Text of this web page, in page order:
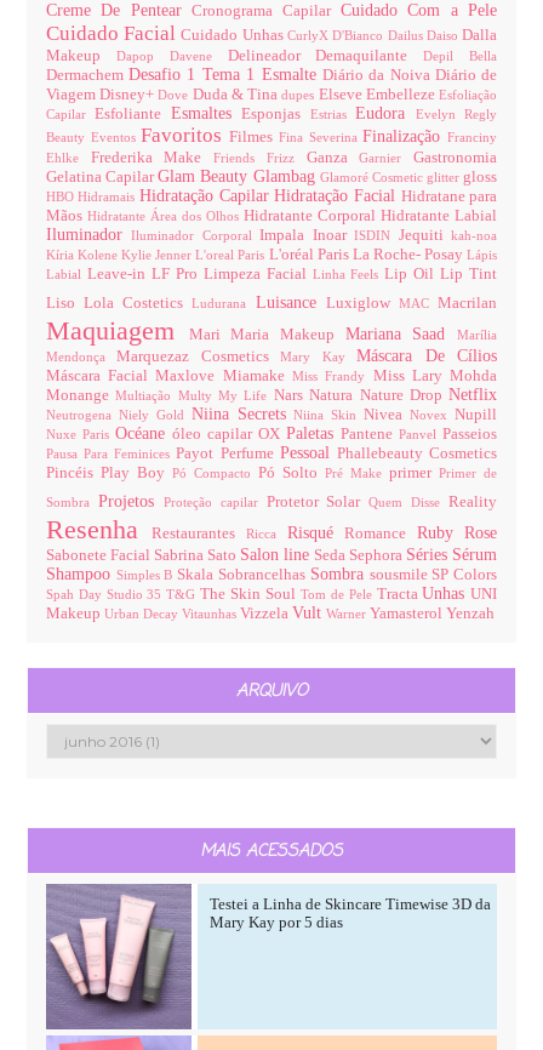
Creme De PentearCronograma Capilar Cuidado Com a Pele
Cuidado FacialCuidado UnhasCurlyXD'Bianco Dailus Daiso Dalla
Makeup
Dapop Davene DelineadorDemaquilanteDepil Bella
DermachemDesafio 1 Tema 1 Esmalte Diário da Noiva Diário de
ViagemDisney+Dove Duda & Tinadupes ElseveEmbellezeEsfoliação
Capilar Esfoliante EsmaltesEsponjas Estrias Eudora
Evelyn Regly
Beauty Eventos FavoritosFilmes Fina Severina FinalizaçãoFranciny
Ehlke Frederika MakeFriends Frizz GanzaGarnierGastronomia
Gelatina CapilarGlam Beauty Glambag Glamoré Cosmeticglitter gloss
HBOHidramais Hidratação CapilarHidratação Facial Hidratane para
Mãos Hidratante Área dos Olhos Hidratante CorporalHidratante Labial
IluminadorIluminador Corporal Impala InoarISDIN Jequitikah-noa
Kíria KoleneKylie JennerL'oreal Paris L'oréal Paris La Roche- PosayLápis
Labial Leave-in LF Pro Limpeza Facial Linha Feels Lip OilLip Tint
Liso Lola CosteticsLudurana Luisance LuxiglowMAC Macrilan
Maquiagem Mari Maria Makeup Mariana SaadMarília
Mendonça Marquezaz CosmeticsMary Kay Máscara De Cílios
Máscara FacialMaxlove MiamakeMiss Frandy Miss LaryMohda
MonangeMultiação Multy My Life NarsNatura Nature DropNetflix
Neutrogena Niely Gold Niina SecretsNiina Skin NiveaNovex Nupill
Nuxe Paris Océane óleo capilarOXPaletasPantenePanvel Passeios
Pausa Para Feminices Payot Perfume PessoalPhallebeauty Cosmetics
Pincéis Play Boy Pó Compacto Pó SoltoPré MakeprimerPrimer de
Sombra Projetos Proteção capilar Protetor SolarQuem Disse Reality
ResenhaRestaurantes Ricca RisquéRomance Ruby Rose
Sabonete Facial Sabrina Sato Salon line Seda Sephora Séries Sérum
Shampoo Simples B Skala Sobrancelhas Sombra sousmile SP Colors
Spah Day Studio 35T&GThe Skin Soul Tom de Pele Tracta UnhasUNI
Makeup Urban Decay Vitaunhas Vizzela Vult Warner Yamasterol Yenzah
ARQUIVO
MAIS ACESSADOS
Testei a Linha de Skincare Timewise 3D da
Mary Kay por 5 dias